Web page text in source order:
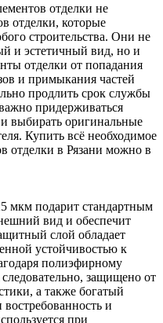
отделки не
отделки, которые
строительства. Они не
и эстетичный вид, но и
отделки от попадания
и примыкания частей
продлить срок службы
придерживаться
выбирать оригинальные
Купить всё необходимое
отделки в Рязани можно в
мкм подарит стандартным
вид и обеспечит
слой обладает
устойчивостью к
полиэфирному
защищено от
а также богатый
и
при